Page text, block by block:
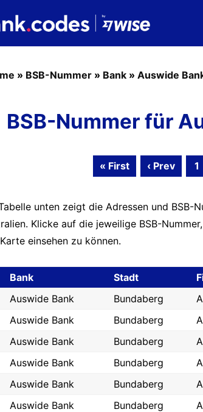
» BSB-Nummer » Bank » Auswide
BSB-Nummer für
« First ‹ Prev 1
unten zeigt die Adressen und BSB-
Klicke auf die jeweilige BSB-
einsehen zu können.
Bank Stadt
Auswide Bank Bundaberg
Auswide Bank Bundaberg
Auswide Bank Bundaberg
Auswide Bank Bundaberg
Auswide Bank Bundaberg
Auswide Bank Bundaberg